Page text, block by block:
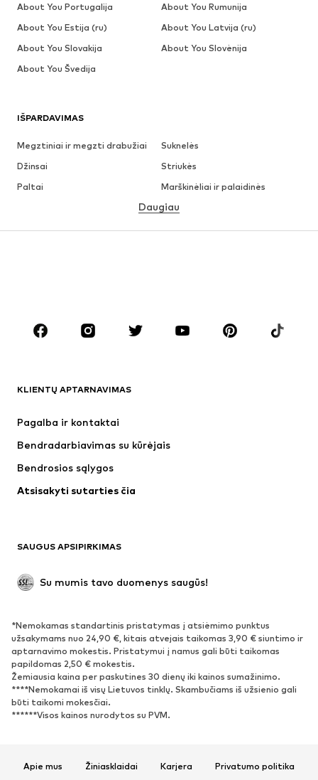
IŠPARDAVIMAS
Megztiniai ir megzti drabužiai
Suknelės
Džinsai
Striukės
Paltai
Marškinėliai ir palaidinės
Apatiniai
Aksesuarai
Premium
Naujienos
Marškinėliai ir palaidinės
Striukės
Megztiniai ir megzti drabužiai
Apatiniai
Paltai
Proginiai
Išskirtiniai
BATAI
Naujienos
Šiuo metu paklausu
Sportbačiai
Aulinukai
Batai su kulniukais
Auliniai batai
Basutės ir šlepetės
Bateliai
Įsispiriami bateliai
Daugiau
KLIENTŲ APTARNAVIMAS
Pagalba ir kontaktai
Bendradarbiavimas su kūrėjais
Bendrosios sąlygos
Atsisakyti sutarties čia
SAUGUS APSIPIRKIMAS
Su mumis tavo duomenys saugūs!
*Nemokamas standartinis pristatymas į atsiėmimo punktus
užsakymams nuo 24,90 €, kitais atvejais taikomas 3,90 € siuntimo ir
aptarnavimo mokestis. Pristatymui į namus gali būti taikomas
papildomas 2,50 € mokestis.
Žemiausia kaina per paskutines 30 dienų iki kainos sumažinimo.
****Nemokamai iš visų Lietuvos tinklų. Skambučiams iš užsienio gali
būti taikomi mokesčiai.
******Visos kainos nurodytos su PVM.
Apie mus Žiniasklaidai Karjera Privatumo politika
About You Portugalija
About You Rumunija
About You Estija (ru)
About You Latvija (ru)
About You Slovakija
About You Slovėnija
About You Švedija